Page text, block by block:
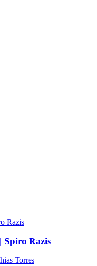
Spiro Razis